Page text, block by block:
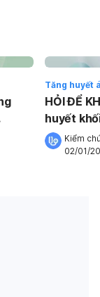
Tăng huyết
HỎI ĐỂ
huyết
HelloKiểm
02/01/